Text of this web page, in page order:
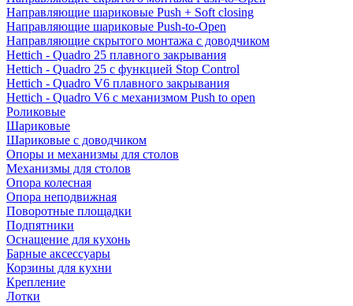
Направляющие шариковые Push + Soft closing
Направляющие шариковые Push-to-Open
Направляющие скрытого монтажа с доводчиком
Hettich - Quadro 25 плавного закрывания
Hettich - Quadro 25 с функцией Stop Control
Hettich - Quadro V6 плавного закрывания
Hettich - Quadro V6 с механизмом Push to open
Роликовые
Шариковые
Шариковые с доводчиком
Опоры и механизмы для столов
Механизмы для столов
Опора колесная
Опора неподвижная
Поворотные площадки
Подпятники
Оснащение для кухонь
Барные аксессуары
Корзины для кухни
Крепление
Лотки